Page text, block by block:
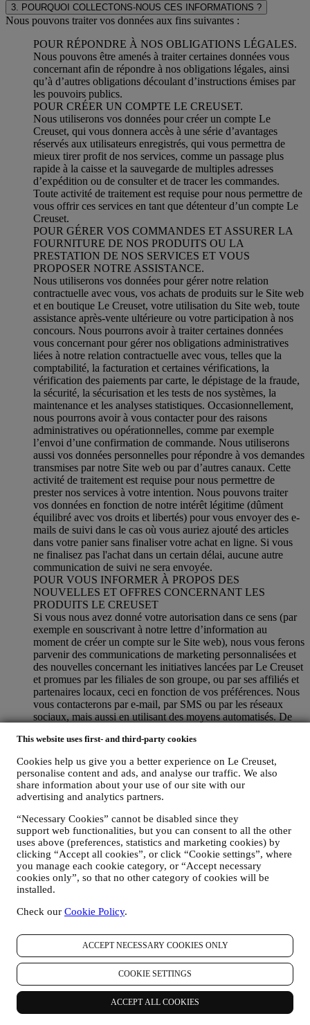
This website uses first- and third-party cookies
Cookies help us give you a better experience on Le Creuset,
personalise content and ads, and analyse our traffic. We also
share information about your use of our site with our
advertising and analytics partners.
“Necessary Cookies” cannot be disabled since they
support web functionalities, but you can consent to all the other
uses above (preferences, statistics and marketing cookies) by
clicking “Accept all cookies”, or click “Cookie settings”, where
you manage each cookie category, or “Accept necessary
cookies only”, so that no other category of cookies will be
installed.
Check our Cookie Policy.
ACCEPT NECESSARY COOKIES ONLY
COOKIE SETTINGS
ACCEPT ALL COOKIES
3. POURQUOI COLLECTONS-NOUS CES INFORMATIONS ?
Nous pouvons traiter vos données aux fins suivantes :
POUR RÉPONDRE À NOS OBLIGATIONS LÉGALES.
Nous pouvons être amenés à traiter certaines données vous
concernant afin de répondre à nos obligations légales, ainsi
qu’à d’autres obligations découlant d’instructions émises par
les pouvoirs publics.
POUR CRÉER UN COMPTE LE CREUSET.
Nous utiliserons vos données pour créer un compte Le
Creuset, qui vous donnera accès à une série d’avantages
réservés aux utilisateurs enregistrés, qui vous permettra de
mieux tirer profit de nos services, comme un passage plus
rapide à la caisse et la sauvegarde de multiples adresses
d’expédition ou de consulter et de tracer les commandes.
Toute activité de traitement est requise pour nous permettre de
vous offrir ces services en tant que détenteur d’un compte Le
Creuset.
POUR GÉRER VOS COMMANDES ET ASSURER LA
FOURNITURE DE NOS PRODUITS OU LA
PRESTATION DE NOS SERVICES ET VOUS
PROPOSER NOTRE ASSISTANCE.
Nous utiliserons vos données pour gérer notre relation
contractuelle avec vous, vos achats de produits sur le Site web
et en boutique Le Creuset, votre utilisation du Site web, toute
assistance après-vente ultérieure ou votre participation à nos
concours. Nous pourrons avoir à traiter certaines données
vous concernant pour gérer nos obligations administratives
liées à notre relation contractuelle avec vous, telles que la
comptabilité, la facturation et certaines vérifications, la
vérification des paiements par carte, le dépistage de la fraude,
la sécurité, la sécurisation et les tests de nos systèmes, la
maintenance et les analyses statistiques. Occasionnellement,
nous pourrons avoir à vous contacter pour des raisons
administratives ou opérationnelles, comme par exemple
l’envoi d’une confirmation de commande. Nous utiliserons
aussi vos données personnelles pour répondre à vos demandes
transmises par notre Site web ou par d’autres canaux. Cette
activité de traitement est requise pour nous permettre de
prester nos services à votre intention. Nous pouvons traiter
vos données en fonction de notre intérêt légitime (dûment
équilibré avec vos droits et libertés) pour vous envoyer des e-
mails de suivi dans le cas où vous auriez ajouté des articles
dans votre panier sans finaliser votre achat en ligne. Si vous
ne finalisez pas l'achat dans un certain délai, aucune autre
communication de suivi ne sera envoyée.
POUR VOUS INFORMER À PROPOS DES
NOUVELLES ET OFFRES CONCERNANT LES
PRODUITS LE CREUSET
Si vous nous avez donné votre autorisation dans ce sens (par
exemple en souscrivant à notre lettre d’information au
moment de créer un compte sur le Site web), nous vous ferons
parvenir des communications de marketing personnalisées et
des nouvelles concernant les initiatives lancées par Le Creuset
et promues par les filiales de son groupe, ou par ses affiliés et
partenaires locaux, ceci en fonction de vos préférences. Nous
vous contacterons par e-mail, par SMS ou par les réseaux
sociaux, mais aussi en utilisant des moyens automatisés. De
aux ouvertures de nouveaux magasins, aux événements
Le Creuset ou à des offres spéciales qui pourraient vous
intéresser. Ces communications pourront être sélectionnées ou
rédigées spécialement à votre intention, sur base de données
vous concernant, telles que votre situation géographique,
l’historique de vos achats ou vos préférences en ce qui
concerne nos produits. Nous utiliserons ces données pour
mieux cerner vos centres d’intérêt. Ceci nous permettra de
personnaliser nos communications afin de les rendre plus
pertinentes et intéressantes. Il n’y aura aucun autre effet. Nous
collectons aussi des données statistiques concernant
l’ouverture des e-mails et les clics, utilisant à cet effet des
monitoring de nos lettres d’information. Ce traitement est basé
marketing personnalisées. Ce choix de participation peut être
cochant la case appropriée.
Vous pouvez cesser de recevoir nos communications
marketing à tout moment, gratuitement, en utilisant les
méthodes indiquées dans chaque communication (par